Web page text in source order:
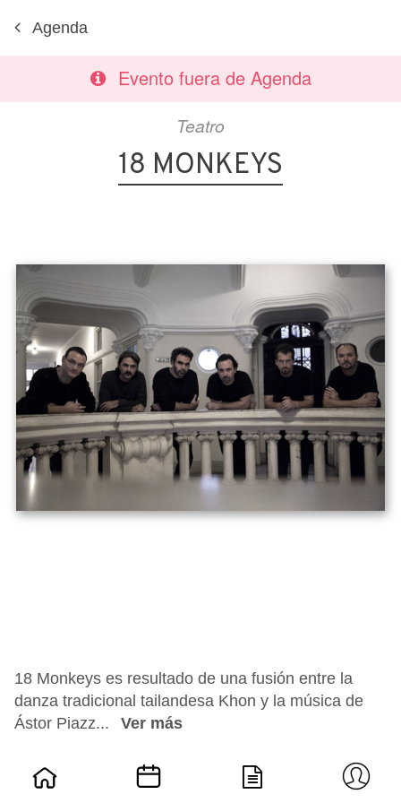
Agenda
Evento fuera de Agenda
Teatro
18 MONKEYS
18 Monkeys es resultado de una fusión entre la
danza tradicional tailandesa Khon y la música de
Ástor Piazz...
Ver más